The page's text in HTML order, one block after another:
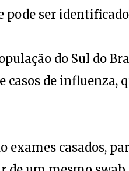
pode ser
do Sul do
de influenza,
casados,